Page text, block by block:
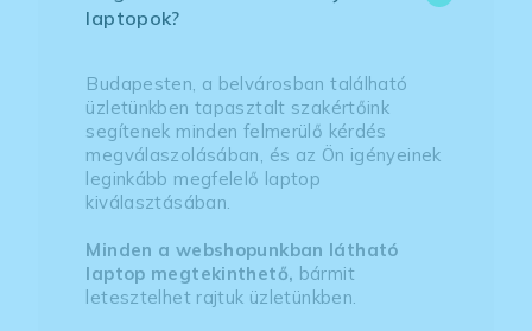
laptopok?
Budapesten, a belvárosban található
üzletünkben tapasztalt szakértőink
segítenek minden felmerülő kérdés
megválaszolásában, és az Ön igényeinek
leginkább megfelelő laptop
kiválasztásában.
Minden a webshopunkban látható
laptop megtekinthető, bármit
letesztelhet rajtuk üzletünkben.